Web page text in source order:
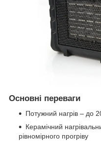
Основні переваги
Потужний нагрів – до
Керамічний
рівномірного прогріву